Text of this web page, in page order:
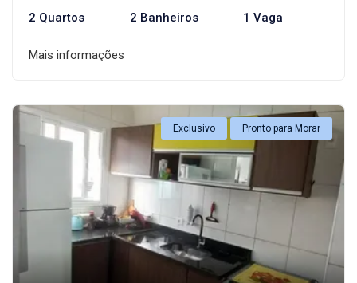
2 Quartos 2 Banheiros 1 Vaga
Mais informações
Exclusivo Pronto para Morar